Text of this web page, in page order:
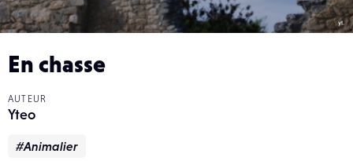
En chasse
AUTEUR
Yteo
#Animalier